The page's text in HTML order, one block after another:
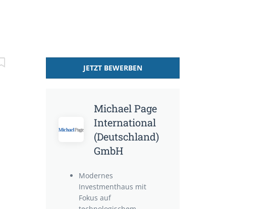
JETZT BEWERBEN
Michael Page
International
(Deutschland)
GmbH
Modernes
Investmenthaus mit
Fokus auf